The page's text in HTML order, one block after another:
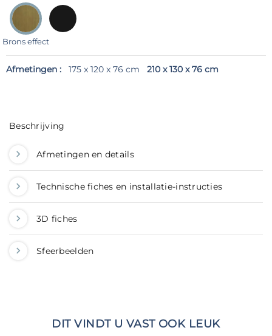
Brons effect
Afmetingen : 175 x 120 x 76 cm 210 x 130 x 76 cm
Beschrijving
Afmetingen en details
Technische fiches en installatie-instructies
3D fiches
Sfeerbeelden
DIT VINDT U VAST OOK LEUK